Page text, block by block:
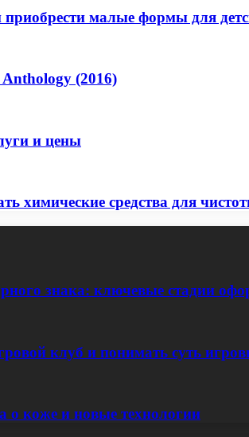
малые формы для
(2016)
и цены
химические средства для
знака: ключевые стадии
клуб и понимать суть
о коже и новые технологии